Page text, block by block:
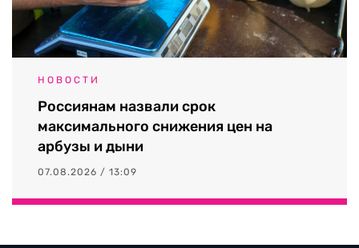
НОВОСТИ
Россиянам назвали срок
максимального снижения цен на
арбузы и дыни
07.08.2026 / 13:09